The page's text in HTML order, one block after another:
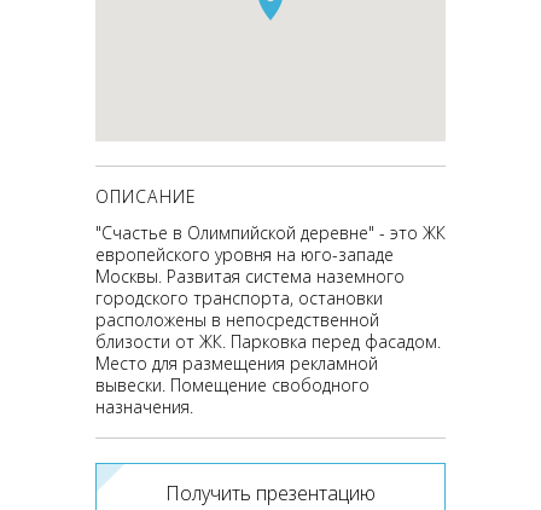
ОПИСАНИЕ
"Счастье в Олимпийской деревне" - это ЖК
европейского уровня на юго-западе
Москвы. Развитая система наземного
городского транспорта, остановки
расположены в непосредственной
близости от ЖК. Парковка перед фасадом.
Место для размещения рекламной
вывески. Помещение свободного
назначения.
Получить презентацию